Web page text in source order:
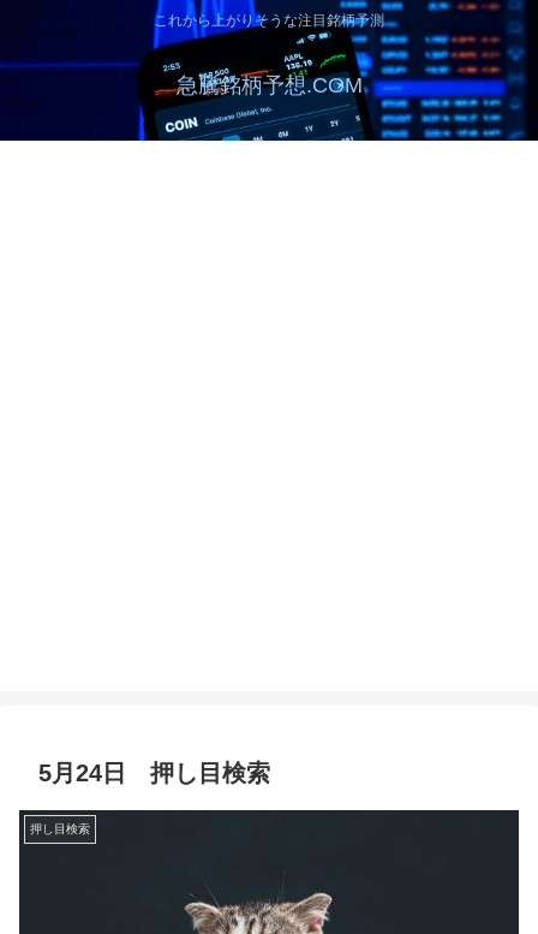
これから上がりそうな注目銘柄予測
急騰銘柄予想.COM
5月24日 押し目検索
押し目検索